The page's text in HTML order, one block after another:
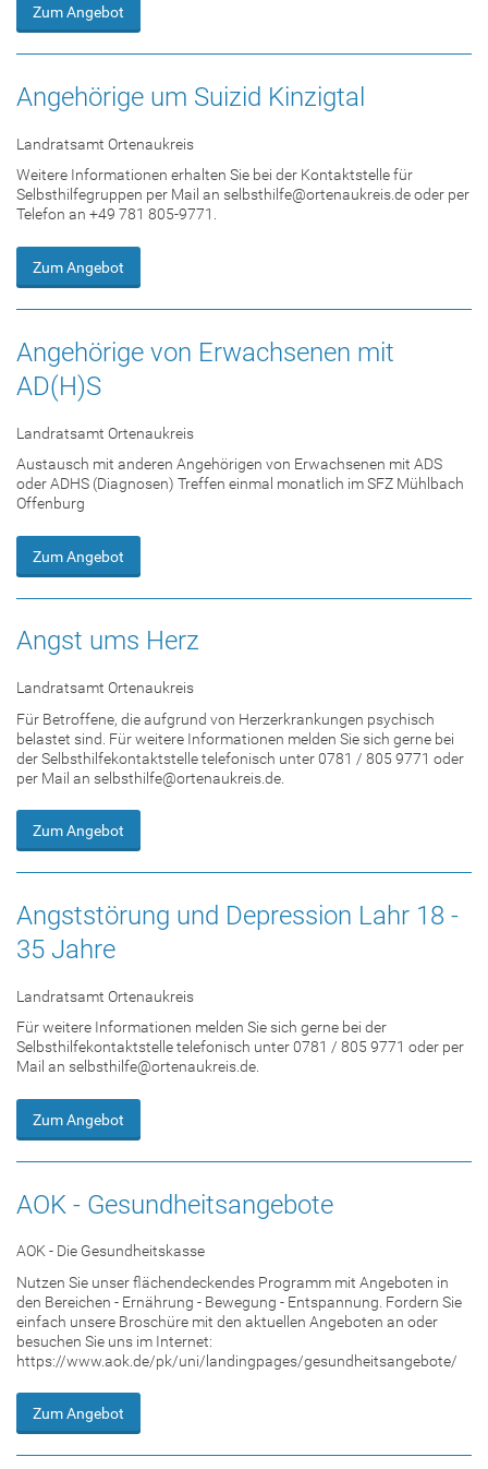
Zum Angebot
Angehörige um Suizid Kinzigtal
Landratsamt Ortenaukreis
Weitere Informationen erhalten Sie bei der Kontaktstelle für
Selbsthilfegruppen per Mail an selbsthilfe@ortenaukreis.de oder per
Telefon an +49 781 805-9771.
Zum Angebot
Angehörige von Erwachsenen mit
AD(H)S
Landratsamt Ortenaukreis
Austausch mit anderen Angehörigen von Erwachsenen mit ADS
oder ADHS (Diagnosen) Treffen einmal monatlich im SFZ Mühlbach
Offenburg
Zum Angebot
Angst ums Herz
Landratsamt Ortenaukreis
Für Betroffene, die aufgrund von Herzerkrankungen psychisch
belastet sind. Für weitere Informationen melden Sie sich gerne bei
der Selbsthilfekontaktstelle telefonisch unter 0781 / 805 9771 oder
per Mail an selbsthilfe@ortenaukreis.de.
Zum Angebot
Angststörung und Depression Lahr 18 -
35 Jahre
Landratsamt Ortenaukreis
Für weitere Informationen melden Sie sich gerne bei der
Selbsthilfekontaktstelle telefonisch unter 0781 / 805 9771 oder per
Mail an selbsthilfe@ortenaukreis.de.
Zum Angebot
AOK - Gesundheitsangebote
AOK - Die Gesundheitskasse
Nutzen Sie unser flächendeckendes Programm mit Angeboten in
den Bereichen - Ernährung - Bewegung - Entspannung. Fordern Sie
einfach unsere Broschüre mit den aktuellen Angeboten an oder
besuchen Sie uns im Internet:
https://www.aok.de/pk/uni/landingpages/gesundheitsangebote/
Zum Angebot